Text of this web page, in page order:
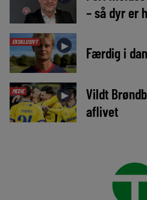
– så dyr er
EKSKLUSIVT ► Færdig i
MEDIE ►
Vildt
aflivet